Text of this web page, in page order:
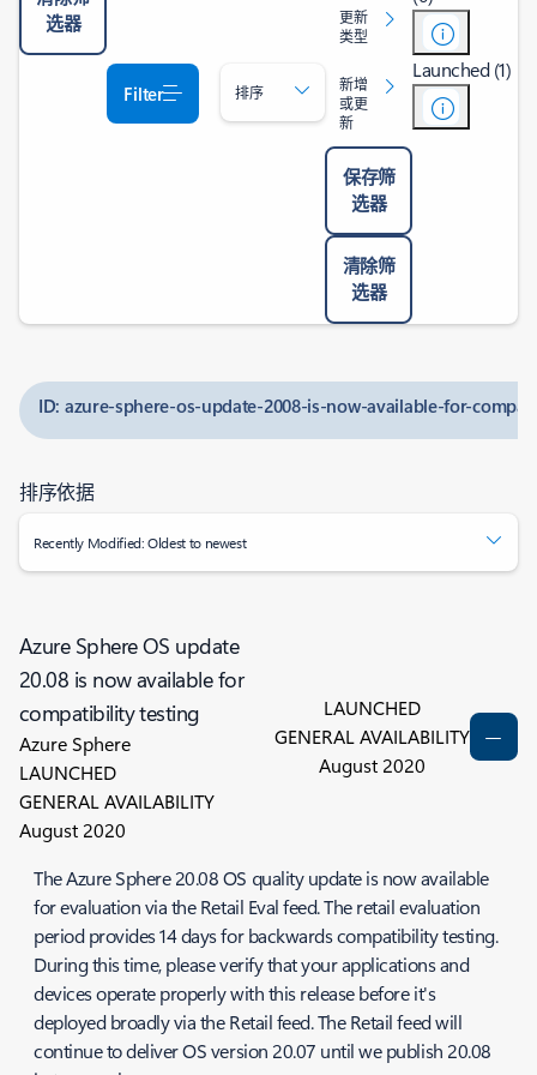
选器
Filter 排序
更新
类型
新增
或更
新
保存筛
选器
清除筛
选器
Launched (1)
ID: azure-sphere-os-update-2008-is-now-available-for-
排序依据
Recently Modified: Oldest to newest
Azure Sphere OS update
20.08 is now available for
compatibility testing
Azure Sphere
LAUNCHED
GENERAL AVAILABILITY
August 2020
LAUNCHED
GENERAL AVAILABILITY
August 2020
The Azure Sphere 20.08 OS quality update is now available
for evaluation via the Retail Eval feed. The retail evaluation
period provides 14 days for backwards compatibility testing.
During this time, please verify that your applications and
devices operate properly with this release before it's
deployed broadly via the Retail feed. The Retail feed will
continue to deliver OS version 20.07 until we publish 20.08